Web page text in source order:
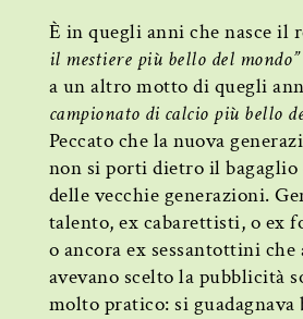
È in quegli anni che nasce il
il mestiere più bello del mondo”
a un altro motto di quegli
campionato di calcio più bello
Peccato che la nuova
non si porti dietro il bagaglio
delle vecchie generazioni.
talento, ex cabarettisti, o ex
o ancora ex sessantottini
avevano scelto la pubblicità
molto pratico: si guadagnava